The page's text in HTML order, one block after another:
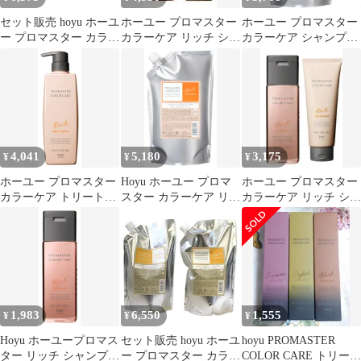
セット販売 hoyu ホーユ
ー プロマスター カラー
ケア リッチ シャンプー
ホーユー プロマスター
カラーケア リッチ シャ
ンプー 600ml ＆ リッチ
ホーユー プロマスター
カラーケア シャンプー
リッチ 1000ml レフィ
¥4,041
ホーユー プロマスター
カラーケア トリートメ
ント リッチ 600g
¥5,180
Hoyu ホーユー プロマ
スター カラーケア リッ
1000g
¥3,175
ホーユー プロマスター
カラーケア リッチ シャ
ンプー 250ml ＆ リッチ
ト
¥ 1,983
Hoyu ホーユープロマス
ター リッチ シャンプー
¥ 6,550
セット販売 hoyu ホーユ
ー プロマスター カラー
¥ 1,555
hoyu PROMASTER
COLOR CARE トリート